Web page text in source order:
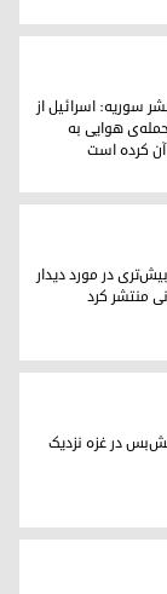
عربی،
سوریه: اسرائیل از
امروز ۴۰ حمله‌‌ی هوایی به
کرده است
و السودانی
در مورد دیدار
منتشر کرد
در غزه نزدیک